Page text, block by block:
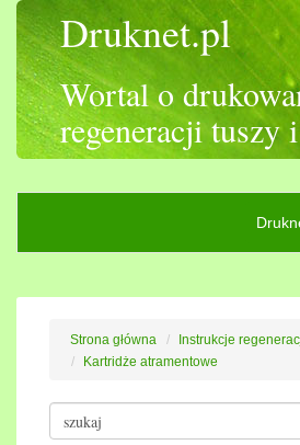
Druknet.pl
Wortal o
regeneracji tuszy
Strona główna
Instrukcje
Kartridże atramentowe